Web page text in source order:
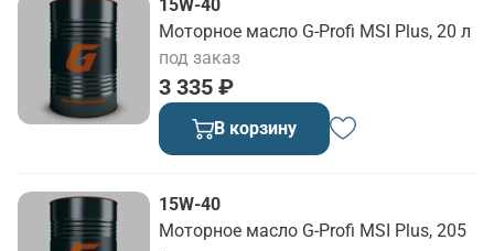
15W-40
Моторное масло G-Profi MSI Plus, 20 л
3 335 ₽
под заказ
В корзину
15W-40
Моторное масло G-Profi MSI Plus, 205